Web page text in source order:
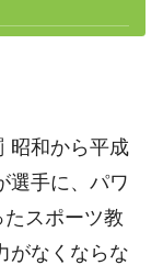
昭和から平成
選手に、パワ
スポーツ教
がなくならな